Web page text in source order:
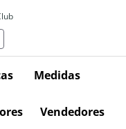
Medidas
Vendedores